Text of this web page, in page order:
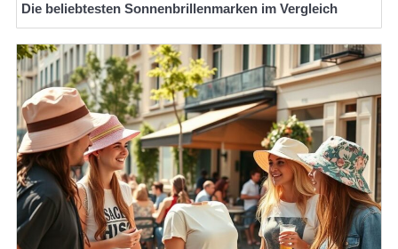
Die beliebtesten Sonnenbrillenmarken im Vergleich